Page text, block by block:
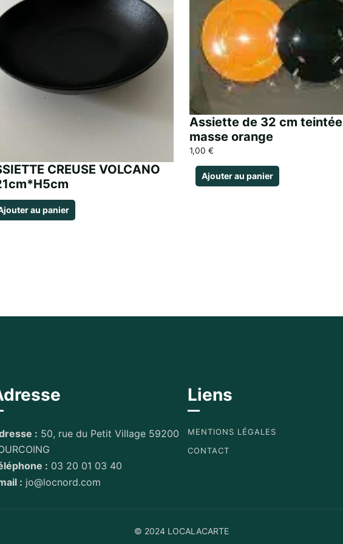
CREUSE VOLCANO
au panier
Assiette de 32 cm teintée
masse orange
1,00 €
Ajouter au panier
: 50, rue du Petit Village 59200
: 03 20 01 03 40
: jo@locnord.com
Liens
MENTIONS LÉGALES
CONTACT
© 2024 LOCALACARTE